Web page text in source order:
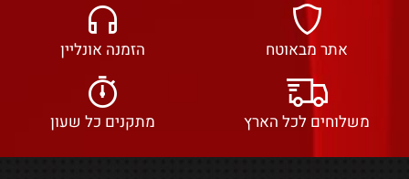
אתר מבאוטח הזמנה אונליין
משלוחים לכל הארץ מתקנים כל שעון